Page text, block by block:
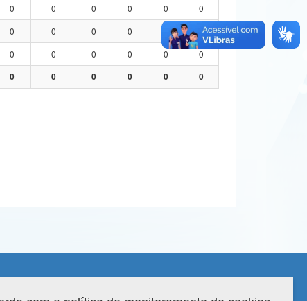
0 0 0 0 0
0
0 0 0 0
0
0 0 0 0 0
0
0 0 0 0 0 0